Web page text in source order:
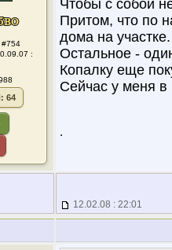
#754
:
64
Чтобы с собой
Притом, что по
дома на участке.
Остальное -
Копалку еще
Сейчас у меня в
.
12.02.08 : 22:01